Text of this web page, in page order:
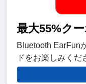
最大55%ク
Bluetooth EarFun
ドをお楽しみくだ